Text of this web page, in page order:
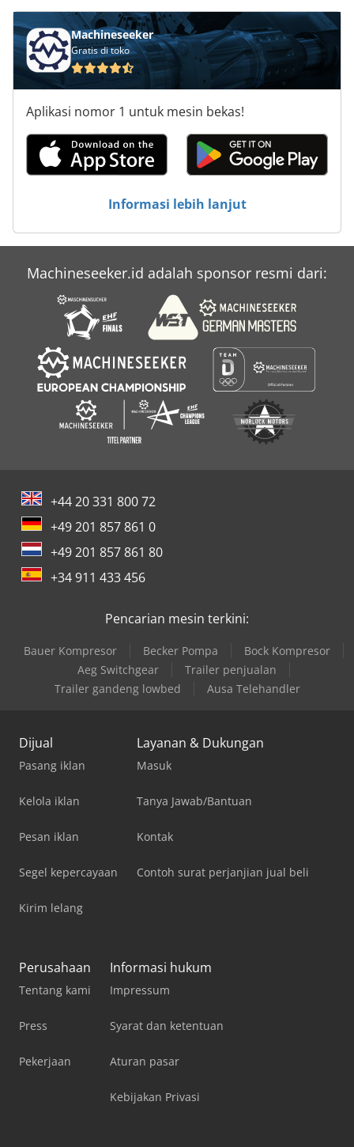
mm Distance between uprights: 12,000 mm Max. press
force: 2,000 T Distance table to upper beam: 1,500 mm
Max. stroke: 850 mm Throat depth: 1,250 mm Approach
speed: 80 mm/min Working speed: 8 mm/min Return
speed: 80 mm/min Number of CNC axes: 10 Crowning: Yes
Hydraulic tool clamping: Yes Power: 132 kW Length: 15,400
mm Width: 6,500 mm Height: 11,400 mm Weight: 407,000
Machineseeker
Gratis di toko
Aplikasi nomor 1 untuk mesin bekas!
Informasi lebih lanjut
Machineseeker.id adalah sponsor resmi dari:
+44 20 331 800 72
+49 201 857 861 0
+49 201 857 861 80
+34 911 433 456
Pencarian mesin terkini:
Bauer Kompresor Becker Pompa
Bock Kompresor
Aeg Switchgear
Trailer penjualan
Trailer gandeng lowbed
Ausa Telehandler
Dijual
Pasang iklan
Kelola iklan
Pesan iklan
Segel kepercayaan
Kirim lelang
Layanan & Dukungan
Masuk
Tanya Jawab/Bantuan
Kontak
Contoh surat perjanjian jual beli
Perusahaan
Tentang kami
Press
Pekerjaan
Informasi hukum
Impressum
Syarat dan ketentuan
Aturan pasar
Kebijakan Privasi